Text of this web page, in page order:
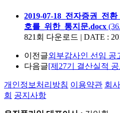
2019-07-18_전자증권_전
호를_위한_통지문.docx
821회 다운로드 | DATE :
이전글외부감사인 선임 공
다음글[제27기 결산실적
개인정보처리방침 이용약관 회
회 공지사항